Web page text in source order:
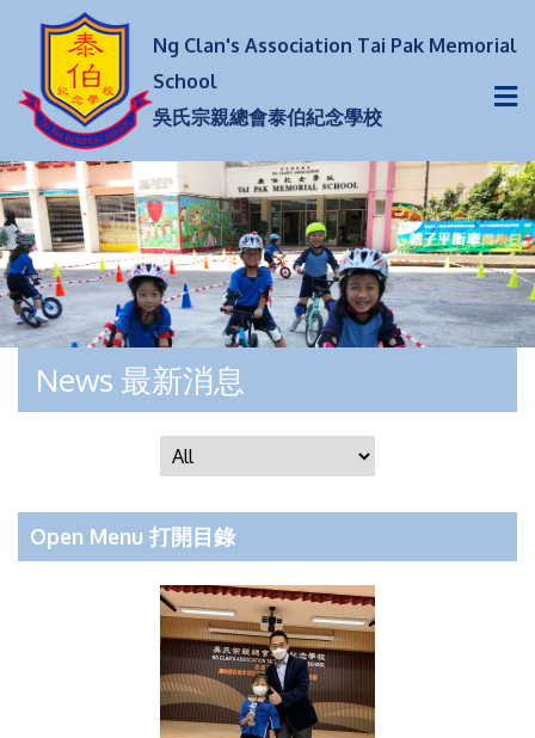
Ng Clan's Association Tai Pak Memorial
School
吳氏宗親總會泰伯紀念學校
News 最新消息
Open Menu 打開目錄